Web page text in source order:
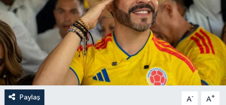
Paylaş A- A+
Dünya
Eği̇ti̇m